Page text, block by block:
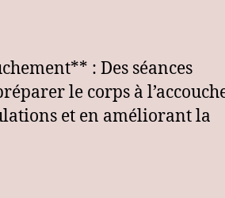
: Des séances
le corps à
et en améliorant la